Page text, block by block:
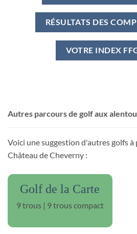
RÉSULTATS DES
VOTRE INDEX
Autres parcours de golf aux
Voici une suggestion d'autres golfs
Château de Cheverny :
Golf de la Carte
9 trous | 9 trous compact